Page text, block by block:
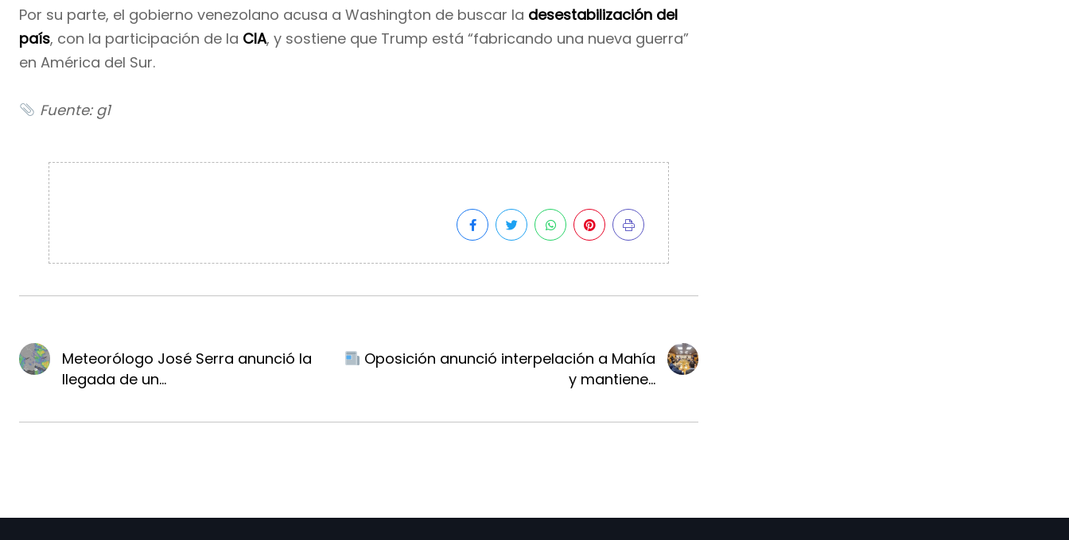
Por su parte, el gobierno venezolano acusa a Washington de buscar la desestabilización del
país, con la participación de la CIA, y sostiene que Trump está “fabricando una nueva guerra”
en América del Sur.
Fuente: g1
Meteorólogo José Serra anunció la
llegada de un...
Oposición anunció interpelación a Mahía
y mantiene...